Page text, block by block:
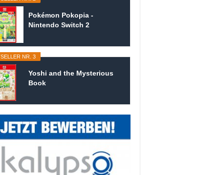
Pokémon Pokopia -
Nintendo Switch 2
NR. 3
Yoshi and the Mysterious
Book